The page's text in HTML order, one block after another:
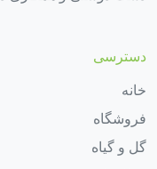
دسترسی
خانه
فروشگاه
گل و گیاه